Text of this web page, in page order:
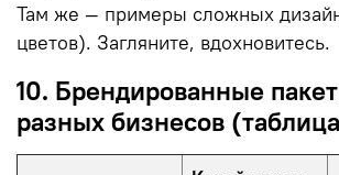
Там же — примеры сложных
цветов). Загляните, вдохновитесь.
10. Брендированные
разных бизнесов